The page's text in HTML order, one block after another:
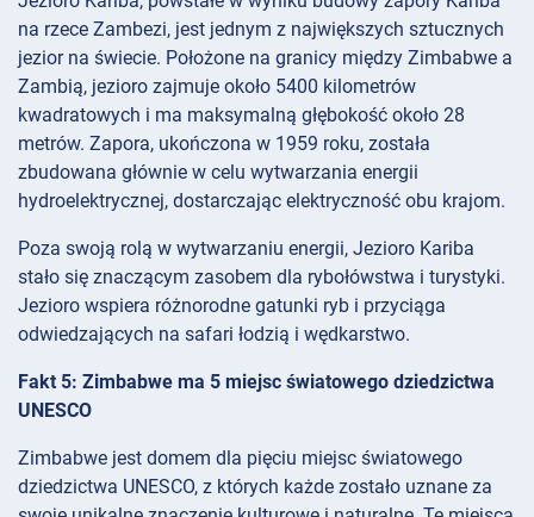
na rzece Zambezi, jest jednym z największych sztucznych
jezior na świecie. Położone na granicy między Zimbabwe a
Zambią, jezioro zajmuje około 5400 kilometrów
kwadratowych i ma maksymalną głębokość około 28
metrów. Zapora, ukończona w 1959 roku, została
zbudowana głównie w celu wytwarzania energii
hydroelektrycznej, dostarczając elektryczność obu krajom.
Poza swoją rolą w wytwarzaniu energii, Jezioro Kariba
stało się znaczącym zasobem dla rybołówstwa i turystyki.
Jezioro wspiera różnorodne gatunki ryb i przyciąga
odwiedzających na safari łodzią i wędkarstwo.
Fakt 5: Zimbabwe ma 5 miejsc światowego dziedzictwa
UNESCO
Zimbabwe jest domem dla pięciu miejsc światowego
dziedzictwa UNESCO, z których każde zostało uznane za